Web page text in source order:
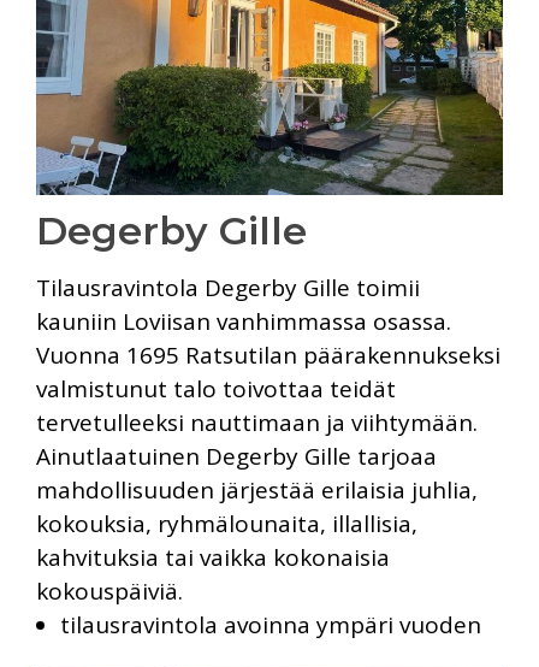
Degerby Gille
Tilausravintola Degerby Gille toimii
kauniin Loviisan vanhimmassa osassa.
Vuonna 1695 Ratsutilan päärakennukseksi
valmistunut talo toivottaa teidät
tervetulleeksi nauttimaan ja viihtymään.
Ainutlaatuinen Degerby Gille tarjoaa
mahdollisuuden järjestää erilaisia juhlia,
kokouksia, ryhmälounaita, illallisia,
kahvituksia tai vaikka kokonaisia
kokouspäiviä.
tilausravintola avoinna ympäri vuoden